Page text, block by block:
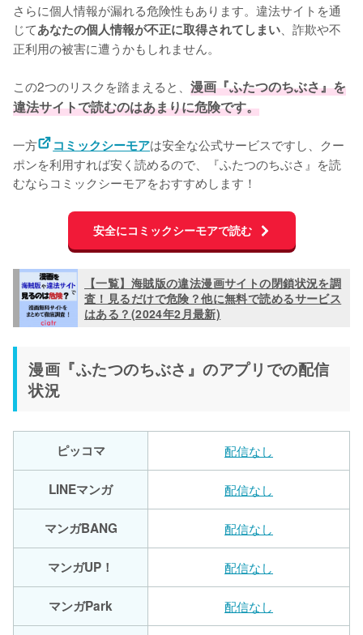
さらに個人情報が漏れる危険性もあります。違法サイトを通
じてあなたの個人情報が不正に取得されてしまい 、詐欺や不
正利用の被害に遭うかもしれません。
この2つのリスクを踏まえると、 漫画『ふたつのちぶさ』を
違法サイトで読むのはあまりに危険です。
一方 コミックシーモアは安全な公式サービスですし、クー
ポンを利用すれば安く読めるので、『ふたつのちぶさ』を読
むならコミックシーモアをおすすめします！
安全にコミックシーモアで読む
【一覧】海賊版の違法漫画サイトの閉鎖状況を調
査！見るだけで危険？他に無料で読めるサービス
はある？(2024年2月最新)
漫画『ふたつのちぶさ』のアプリでの配信
状況
ピッコマ 配信なし
LINEマンガ 配信なし
マンガBANG 配信なし
マンガUP！ 配信なし
マンガPark 配信なし